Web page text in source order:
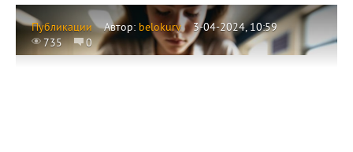
Публикации Автор: belokurv
3-04-2024, 10:59
735
0